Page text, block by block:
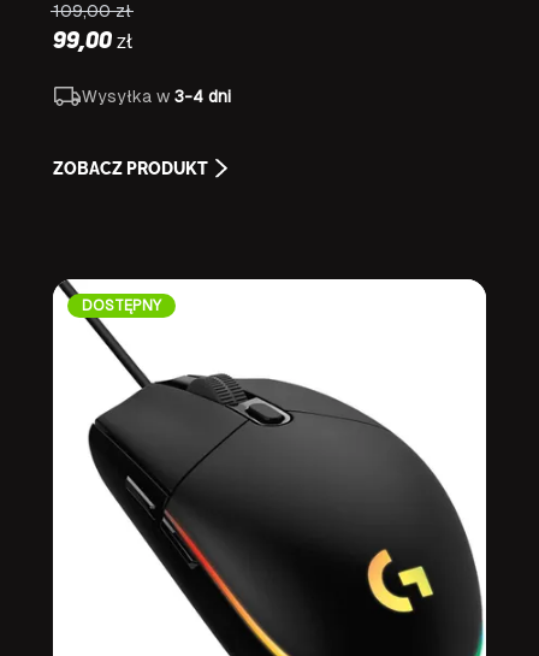
109,00zł
99,00 zł
Wysyłka w 3-4 dni
ZOBACZ PRODUKT
DOSTĘPNY